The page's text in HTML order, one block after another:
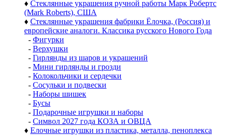
♦ Стеклянные украшения ручной работы Марк Робертс
(Mark Roberts), США
♦ Стеклянные украшения фабрики Ёлочка, (Россия) и
европейские аналоги. Классика русского Нового Года
- Фигурки
- Верхушки
- Гирлянды из шаров и украшений
- Мини гирлянды и грозди
- Колокольчики и сердечки
- Сосульки и подвески
- Наборы шишек
- Бусы
- Подарочные игрушки и наборы
- Символ 2027 года КОЗА и ОВЦА
♦ Елочные игрушки из пластика, металла, пеноплекса